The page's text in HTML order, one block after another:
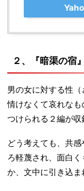
２、『暗渠の宿』
男の女に対する性（
情けなくて哀れな
つけられる２編が収
どう考えても、共
ろ軽蔑され、面白
か、文中に引き込ま